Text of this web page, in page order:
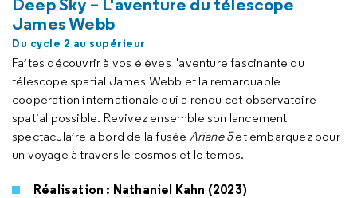
James Webb
Du cycle 2 au supérieur
Faites découvrir à vos élèves l'aventure fascinante du
télescope spatial James Webb et la remarquable
coopération internationale qui a rendu cet observatoire
spatial possible. Revivez ensemble son lancement
spectaculaire à bord de la fusée Ariane 5et embarquez pour
un voyage à travers le cosmos et le temps.
Réalisation : Nathaniel Kahn (2023)